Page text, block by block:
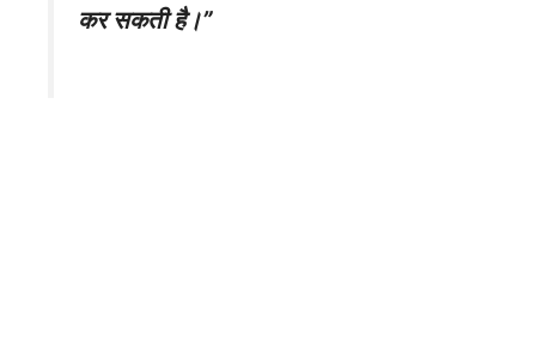
कर सकती है।”